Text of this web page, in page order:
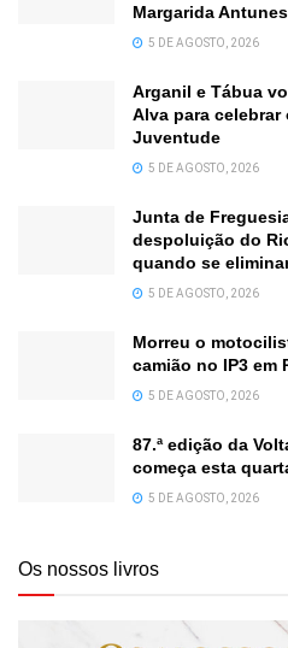
Margarida Antunes
5 DE AGOSTO, 2026
Arganil e Tábua
Alva para
Juventude
5 DE AGOSTO, 2026
Junta de
despoluição do
quando se
5 DE AGOSTO, 2026
Morreu o
camião no IP3 em
5 DE AGOSTO, 2026
87.ª edição da
começa esta
5 DE AGOSTO, 2026
Os nossos livros